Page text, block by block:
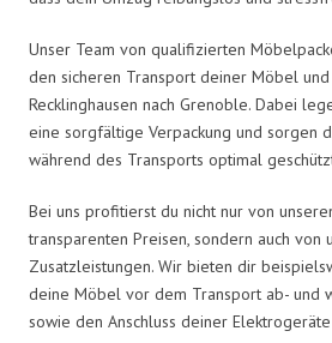
Unser Team von qualifizierten
den sicheren Transport deiner Möbel
Recklinghausen nach Grenoble. Dabei
eine sorgfältige Verpackung und sorgen
während des Transports optimal
Bei uns profitierst du nicht nur von
transparenten Preisen, sondern auch von
Zusatzleistungen. Wir bieten dir
deine Möbel vor dem Transport ab- und
sowie den Anschluss deiner